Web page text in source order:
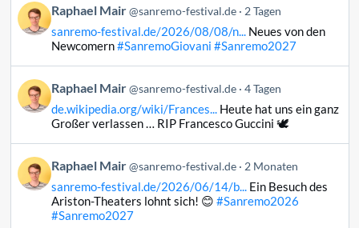
Beitrag
von
Raphael
Bluesky
ansehen
Raphael Mair @sanremo-festival.de 2 Tagen
sanremo-festival.de/2026/08/08/n...Neues von den
Newcomern#SanremoGiovani #Sanremo2027
Beitrag
von
Raphael
Bluesky
ansehen
Raphael Mair @sanremo-festival.de 4 Tagen
de.wikipedia.org/wiki/Frances...Heute hat uns ein ganz
Großer verlassen … RIP Francesco Guccini 🕊️
Beitrag
von
Raphael
Raphael Mair @sanremo-festival.de 2 Monaten
sanremo-festival.de/2026/06/14/b...Ein Besuch des
Ariston-Theaters lohnt sich! 😊 #Sanremo2026
#Sanremo2027